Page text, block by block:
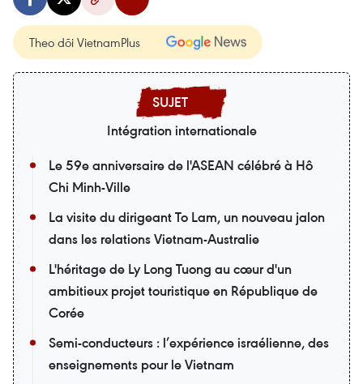
Theo dõi VietnamPlus
Intégration internationale
Le 59e anniversaire de l'ASEAN célébré à Hô
Chi Minh-Ville
La visite du dirigeant To Lam, un nouveau jalon
dans les relations Vietnam-Australie
L'héritage de Ly Long Tuong au cœur d'un
ambitieux projet touristique en République de
Corée
Semi-conducteurs : l’expérience israélienne, des
enseignements pour le Vietnam